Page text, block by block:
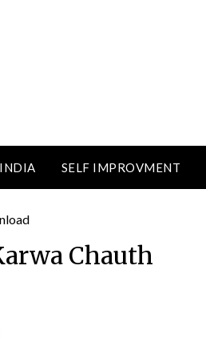
SELF IMPROVMENT
Chauth